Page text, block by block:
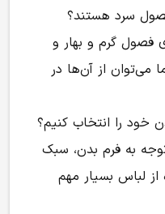
سرد هستند؟
فصول گرم و بهار و
می‌توان از آن‌ها در
خود را انتخاب کنیم؟
به فرم بدن، سبک
لباس بسیار مهم